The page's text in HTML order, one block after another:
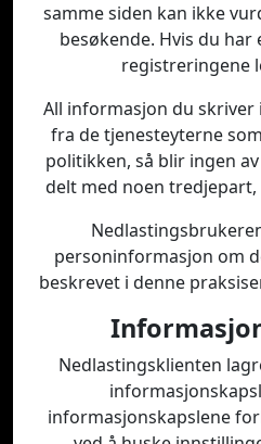
samme siden kan ikke
besøkende. Hvis du har
registreringene
All informasjon du
fra de tjenesteyterne
politikken, så blir ingen
delt med noen
personinformasjon om
beskrevet i denne
Nedlastingsklienten
informasjonskapslene